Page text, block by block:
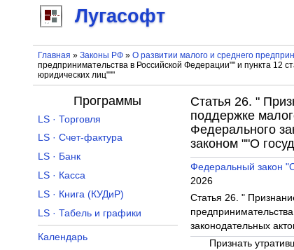
Лугасофт
Главная » Законы РФ» О развитии малого и среднего
предпринимательства в Российской Федерации"" и пункта 12
юридических лиц"""
Статья 26. "
поддержке
Федерального
законом ""О
Федеральный закон
2026
Статья 26. "
законодательных
Признать
Программы
LS · Торговля
LS · Счет-фактура
LS · Банк
LS · Касса
LS · Книга (КУДиР)
LS · Табель и графики
Календарь